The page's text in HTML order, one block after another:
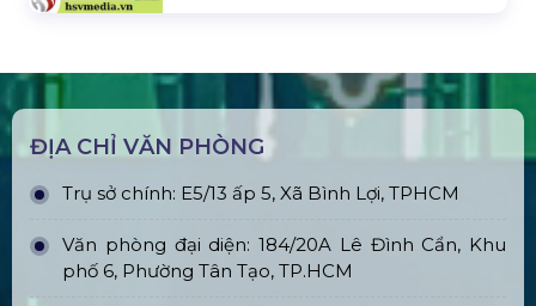
ĐỊA CHỈ VĂN PHÒNG
Trụ sở chính: E5/13 ấp 5, Xã Bình Lợi, TPHCM
Văn phòng đại diện: 184/20A Lê Đình Cẩn, Khu
phố 6, Phường Tân Tạo, TP.HCM